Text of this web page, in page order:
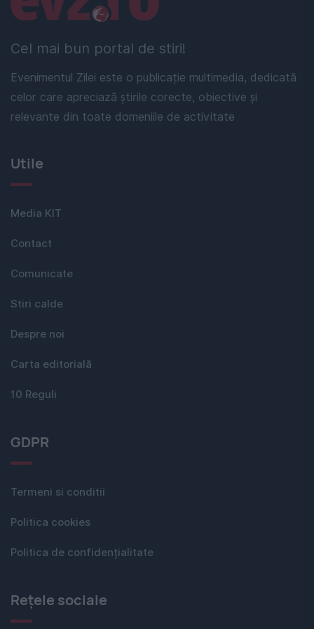
Cel mai bun portal de stiri!
Evenimentul Zilei este o publicație multimedia, dedicată
celor care apreciază știrile corecte, obiective și
relevante din toate domeniile de activitate
Utile
Media KIT
Contact
Comunicate
Stiri calde
Despre noi
Carta editorială
10 Reguli
GDPR
Termeni si conditii
Politica cookies
Politica de confidențialitate
Rețele sociale